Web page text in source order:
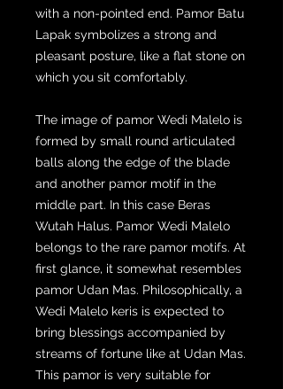
with a non-pointed end. Pamor Batu
Lapak symbolizes a strong and
pleasant posture, like a flat stone on
which you sit comfortably.
The image of pamor Wedi Malelo is
formed by small round articulated
balls along the edge of the blade
and another pamor motif in the
middle part. In this case Beras
Wutah Halus. Pamor Wedi Malelo
belongs to the rare pamor motifs. At
first glance, it somewhat resembles
pamor Udan Mas. Philosophically, a
Wedi Malelo keris is expected to
bring blessings accompanied by
streams of fortune like at Udan Mas.
This pamor is very suitable for